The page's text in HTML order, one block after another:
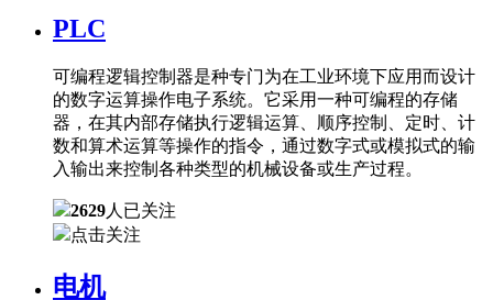
PLC
可编程逻辑控制器是种专门为在工业环境下应用而设计
的数字运算操作电子系统。它采用一种可编程的存储
器，在其内部存储执行逻辑运算、顺序控制、定时、计
数和算术运算等操作的指令，通过数字式或模拟式的输
入输出来控制各种类型的机械设备或生产过程。
2629人已关注
点击关注
电机